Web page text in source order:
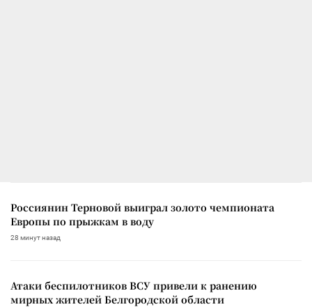
Россиянин Терновой выиграл золото чемпионата
Европы по прыжкам в воду
28 минут назад
Атаки беспилотников ВСУ привели к ранению
мирных жителей Белгородской области